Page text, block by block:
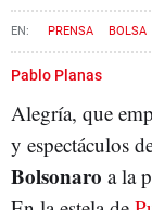
PRENSA BOLSA
PAPA FRANCISCO
Pablo Planas
Alegría, que
y espectáculos
Bolsonaro a la